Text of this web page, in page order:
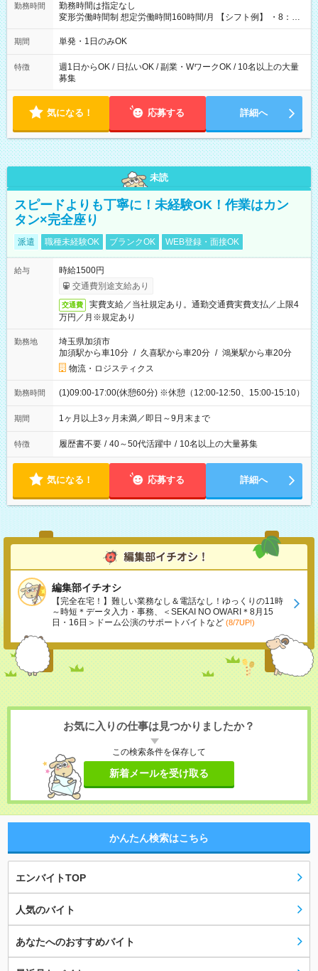
勤務時間
勤務時間は指定なし
変形労働時間制 想定労働時間160時間/月 【シフト例】 ・8：00
～21：00
期間 単発・1日のみOK
特徴
週1日からOK / 日払いOK / 副業・WワークOK / 10名以上の大量
募集
気になる！ 応募する 詳細へ
未読
スピードよりも丁寧に！未経験OK！作業はカン
タン×完全座り
派遣 職種未経験OK ブランクOK WEB登録・面接OK
給与
時給1500円
交通費別途支給あり
交通費
実費支給／当社規定あり。通勤交通費実費支払／上限4
万円／月※規定あり
勤務地
埼玉県加須市
加須駅から車10分 / 久喜駅から車20分 / 鴻巣駅から車20分
物流・ロジスティクス
勤務時間 (1)09:00-17:00(休憩60分) ※休憩（12:00-12:50、15:00-15:10）
期間 1ヶ月以上3ヶ月未満／即日～9月末まで
特徴 履歴書不要 / 40～50代活躍中 / 10名以上の大量募集
気になる！ 応募する 詳細へ
編集部イチオシ
【完全在宅！】難しい業務なし＆電話なし！ゆっくりの11時
～時短＊データ入力・事務、＜SEKAI NO OWARI＊8月15
日・16日＞ドーム公演のサポートバイトなど (8/7UP!)
お気に入りの仕事は見つかりましたか？
この検索条件を保存して
新着メールを受け取る
かんたん検索はこちら
エンバイトTOP
人気のバイト
あなたへのおすすめバイト